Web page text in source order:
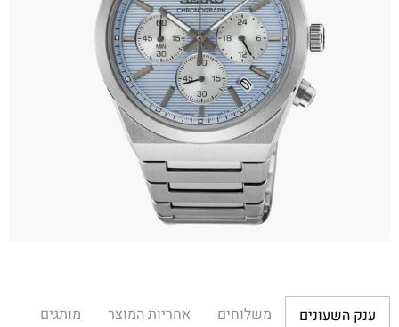
ענק השעונים משלוחים אחריות המוצר
מותגים